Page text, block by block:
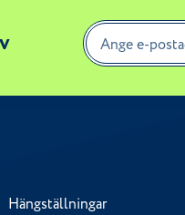
Hängställningar